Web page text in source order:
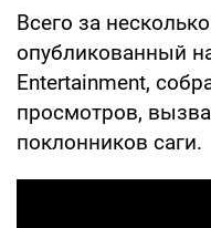
Всего за
опубликованный
Entertainment,
просмотров,
поклонников саги.